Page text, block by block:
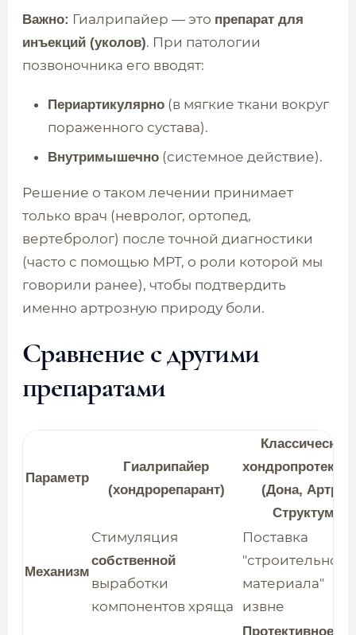
Важно: Гиалрипайер — это препарат для
инъекций (уколов). При патологии
позвоночника его вводят:
Периартикулярно (в мягкие ткани вокруг
пораженного сустава).
Внутримышечно (системное действие).
Решение о таком лечении принимает
только врач (невролог, ортопед,
вертебролог) после точной диагностики
(часто с помощью МРТ, о роли которой мы
говорили ранее), чтобы подтвердить
именно артрозную природу боли.
Сравнение с другими
препаратами
Параметр
Гиалрипайер
(хондрорепарант)
Классические
(Дона, Артра,
Структум)
Механизм
Стимуляция
собственной
выработки
компонентов хряща
Поставка
"строительного
материала"
извне
Протективное